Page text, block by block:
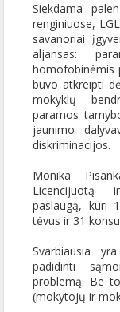
Siekdama
renginiuose,
savanoriai
aljansas:
homofobinėmis
buvo atkreipti
mokyklų
paramos
jaunimo
diskriminacijos.
Monika
Licencijuotą
paslaugą, kuri
tėvus ir 31
Svarbiausia
padidinti
problemą. Be
(mokytojų ir